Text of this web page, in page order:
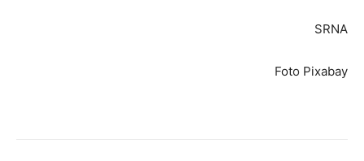
SRNA
Foto Pixabay